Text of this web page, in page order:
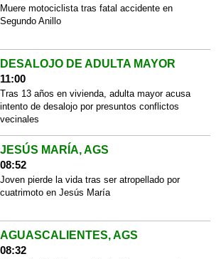
Muere motociclista tras fatal accidente en
Segundo Anillo
DESALOJO DE ADULTA MAYOR
11:00
Tras 13 años en vivienda, adulta mayor acusa
intento de desalojo por presuntos conflictos
vecinales
JESÚS MARÍA, AGS
08:52
Joven pierde la vida tras ser atropellado por
cuatrimoto en Jesús María
AGUASCALIENTES, AGS
08:32